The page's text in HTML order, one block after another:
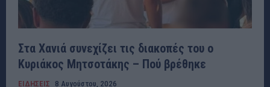
Στα Χανιά συνεχίζει τις διακοπές του ο
Κυριάκος Μητσοτάκης – Πού βρέθηκε
ΕΙΔΗΣΕΙΣ 8 Αυγούστου, 2026